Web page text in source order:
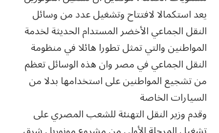
يعد استكمالا لافتتاح وتشغيل عدد من وسائل
النقل الجماعي الأخضر المستدام الحديثة لخدمة
المواطنين والتي تمثل تطورا هائلا في منظومة
النقل الجماعي في مصر وان هذه الوسائل تعظم
من تشجيع المواطنين على استخدامها بدلا من
السيارات الخاصة
وقدم وزير النقل التهنئة للشعب المصري على